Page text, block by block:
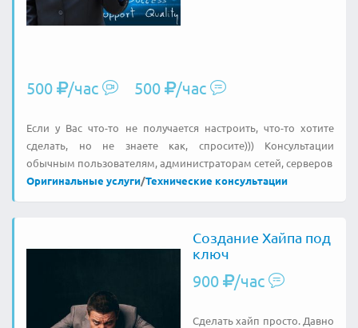
500 /час 500 /час
Если у Вас что-то не получается настроить, что-то хотите
сделать, но не знаете как, спросите))) Консультации
обычным пользователям, администраторам сетей, серверов
Оригинальные услуги/Технические консультации
Создание Хайпа под
ключ
900 /час
Сделать хайп просто. Давно